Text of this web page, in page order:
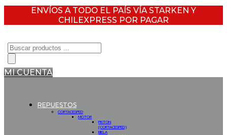
ENVÍOS A TODO EL PAÍS VÍA STARKEN Y
CHILEXPRESS POR PAGAR
Búsqueda
de
productos
MI CUENTA
REPUESTOS
CORTACESPED
MOTOR
PISTON
(CORTACESPED)
BIELA